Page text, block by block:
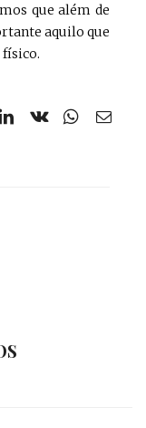
que além de
aquilo que
físico.